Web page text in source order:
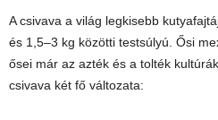
A csivava a világ legkisebb
és 1,5–3 kg közötti testsúlyú. Ősi
ősei már az azték és a tolték
csivava két fő változata: